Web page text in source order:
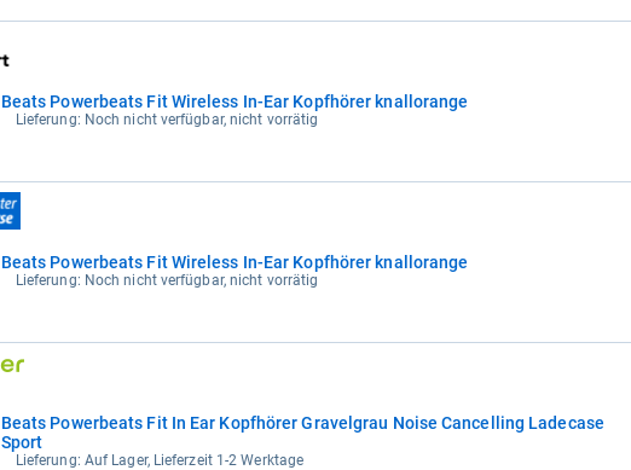
Beats Powerbeats Fit Wireless In-Ear Kopfhörer knallorange
Lieferung: Noch nicht verfügbar, nicht vorrätig
Beats Powerbeats Fit Wireless In-Ear Kopfhörer knallorange
Lieferung: Noch nicht verfügbar, nicht vorrätig
Beats Powerbeats Fit In Ear Kopfhörer Gravelgrau Noise Cancelling Ladecase
Sport
Lieferung: Auf Lager, Lieferzeit 1-2 Werktage